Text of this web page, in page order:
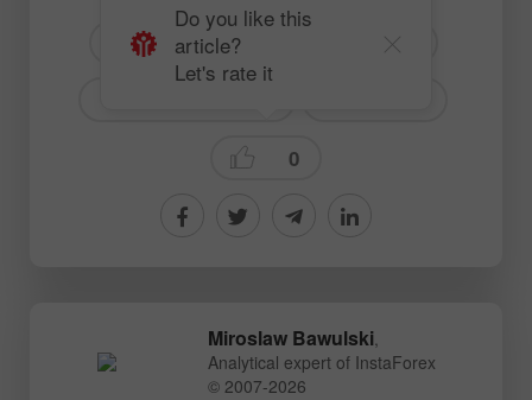
# EUR # USD # EURUSD
0
Do you like this
article?
Let's rate it
Miroslaw Bawulski,
Analytical expert of InstaForex
© 2007-2026